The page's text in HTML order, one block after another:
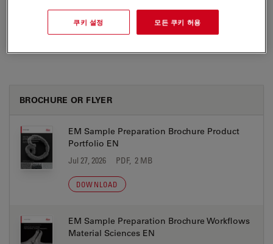
DOWNLOAD
BROCHURE OR FLYER
EM Sample Preparation Brochure Product
Portfolio EN
Jul 27, 2026 PDF, 2 MB
DOWNLOAD
EM Sample Preparation Brochure Workflows
Material Sciences EN
쿠키 설정 모든 쿠키 허용